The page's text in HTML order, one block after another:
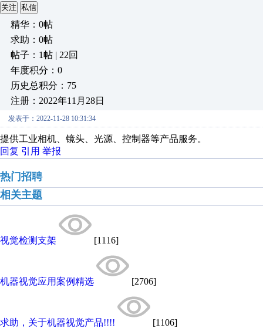
关注 私信
精华：0帖
求助：0帖
帖子：1帖 | 22回
年度积分：0
历史总积分：75
注册：2022年11月28日
发表于：2022-11-28 10:31:34
提供工业相机、镜头、光源、控制器等产品服务。
回复 引用 举报
热门招聘
相关主题
视觉检测支架 [1116]
机器视觉应用案例精选 [2706]
求助，关于机器视觉产品!!!! [1106]